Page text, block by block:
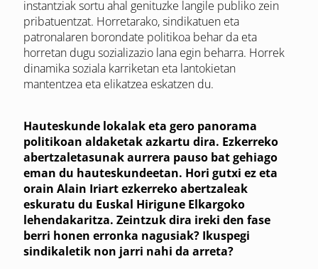
instantziak sortu ahal genituzke langile publiko zein
pribatuentzat. Horretarako, sindikatuen eta
patronalaren borondate politikoa behar da eta
horretan dugu sozializazio lana egin beharra. Horrek
dinamika soziala karriketan eta lantokietan
mantentzea eta elikatzea eskatzen du.
Hauteskunde lokalak eta gero panorama
politikoan aldaketak azkartu dira. Ezkerreko
abertzaletasunak aurrera pauso bat gehiago
eman du hauteskundeetan. Hori gutxi ez eta
orain Alain Iriart ezkerreko abertzaleak
eskuratu du Euskal Hirigune Elkargoko
lehendakaritza. Zeintzuk dira ireki den fase
berri honen erronka nagusiak? Ikuspegi
sindikaletik non jarri nahi da arreta?